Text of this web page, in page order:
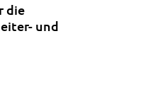
die
und